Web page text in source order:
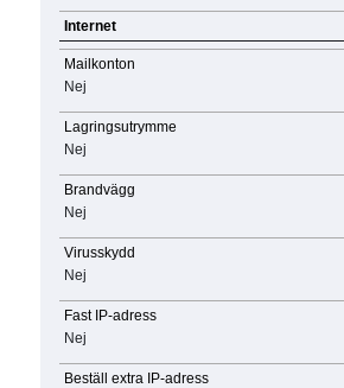
Internet
Mailkonton
Nej
Lagringsutrymme
Nej
Brandvägg
Nej
Virusskydd
Nej
Fast IP-adress
Nej
Beställ extra IP-adress